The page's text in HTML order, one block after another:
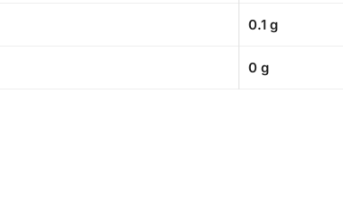
0.1 g
0 g